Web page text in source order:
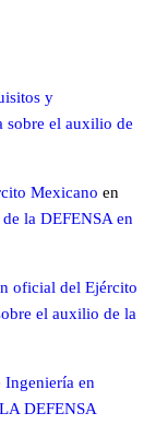
y
el auxilio de
Mexicano en
la DEFENSA en
oficial del Ejército
el auxilio de la
Ingeniería en
DEFENSA